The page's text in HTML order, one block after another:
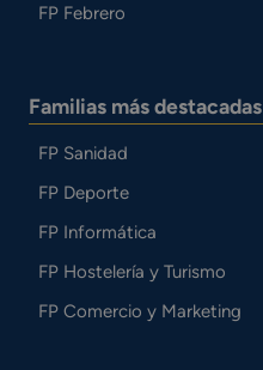
FP Febrero
Familias más destacadas
FP Sanidad
FP Deporte
FP Informática
FP Hostelería y Turismo
FP Comercio y Marketing